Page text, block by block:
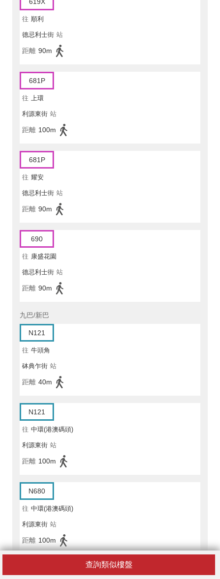
查詢類似樓盤
619X
往 順利
德忌利士街 站
距離 90m
681P
往 上環
利源東街 站
距離 100m
681P
往 耀安
德忌利士街 站
距離 90m
690
往 康盛花園
德忌利士街 站
距離 90m
九巴/新巴
N121
往 牛頭角
砵典乍街 站
距離 40m
N121
往 中環(港澳碼頭)
利源東街 站
距離 100m
N680
往 中環(港澳碼頭)
利源東街 站
距離 100m